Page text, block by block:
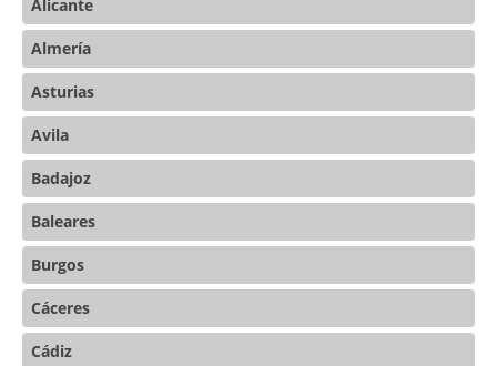
Alicante
Almería
Asturias
Avila
Badajoz
Baleares
Burgos
Cáceres
Cádiz